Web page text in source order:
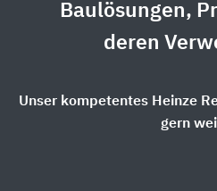
Baulösungen,
deren
Unser kompetentes Heinze
gern